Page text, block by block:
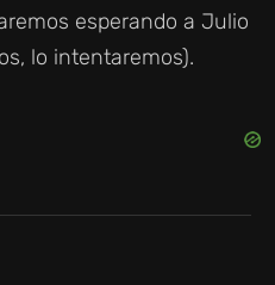
esperando a Julio
lo intentaremos).